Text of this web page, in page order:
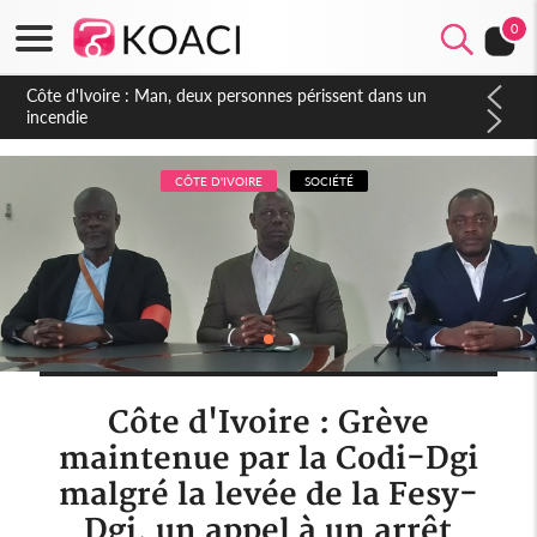
0
Côte d'Ivoire : Séileu, la célébration de la fête nationale
transformée en vaste campagne contre les produits
dépigmentants dangereux
CÔTE D'IVOIRE SOCIÉTÉ
Côte d'Ivoire : Grève
maintenue par la Codi-Dgi
malgré la levée de la Fesy-